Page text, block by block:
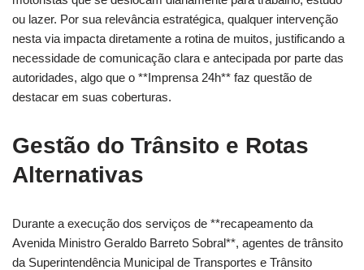
ou lazer. Por sua relevância estratégica, qualquer intervenção
nesta via impacta diretamente a rotina de muitos, justificando a
necessidade de comunicação clara e antecipada por parte das
autoridades, algo que o **Imprensa 24h** faz questão de
destacar em suas coberturas.
Gestão do Trânsito e Rotas
Alternativas
Durante a execução dos serviços de **recapeamento da
Avenida Ministro Geraldo Barreto Sobral**, agentes de trânsito
da Superintendência Municipal de Transportes e Trânsito